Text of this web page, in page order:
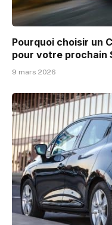
Pourquoi choisir un
pour votre prochain
9 mars 2026